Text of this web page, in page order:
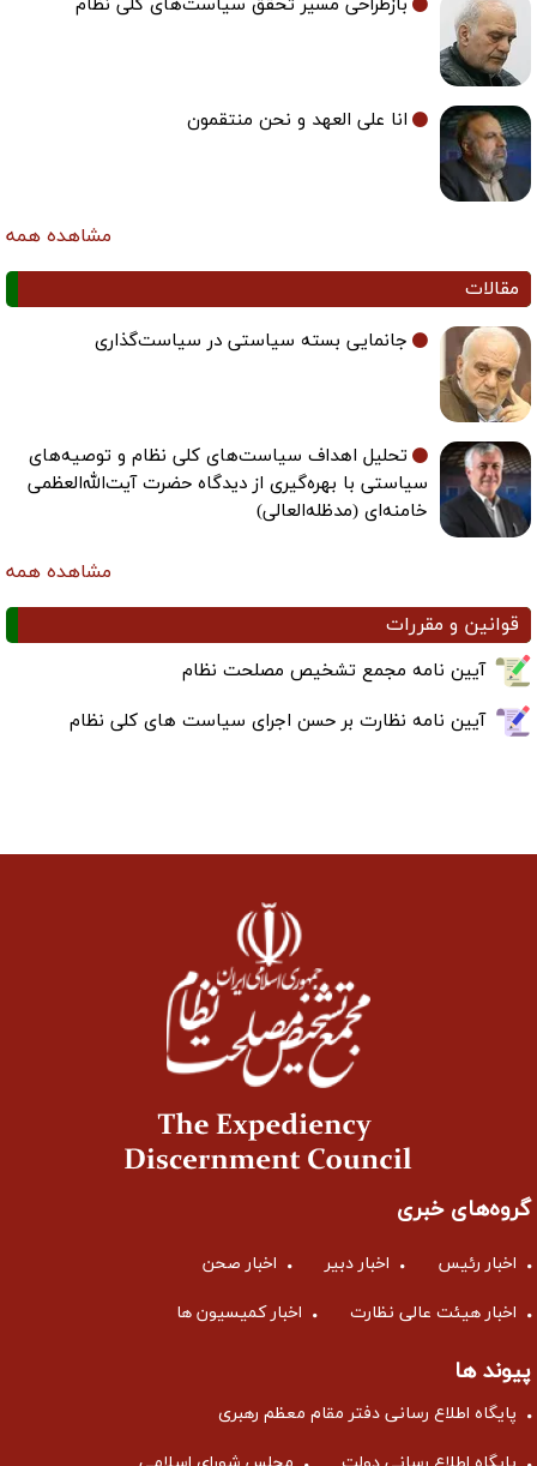
بازطراحی مسیر تحقق سیاست‌های کلی نظام
انا علی العهد و نحن منتقمون
مشاهده همه
مقالات
جانمایی بسته سیاستی در سیاست‌گذاری
تحلیل اهداف سیاست‌های کلی نظام و توصیه‌های
سیاستی با بهره‌گیری از دیدگاه حضرت آیت‌الله‌العظمی
خامنه‌ای (مدظله‌العالی)
مشاهده همه
قوانین و مقررات
آیین نامه مجمع تشخیص مصلحت نظام
آیین نامه نظارت بر حسن اجرای سیاست های کلی نظام
گروه‌های خبری
اخبار رئیس اخبار دبیر اخبار صحن
اخبار هیئت عالی نظارت اخبار کمیسیون ها
پیوند ها
پایگاه اطلاع رسانی دفتر مقام معظم رهبری